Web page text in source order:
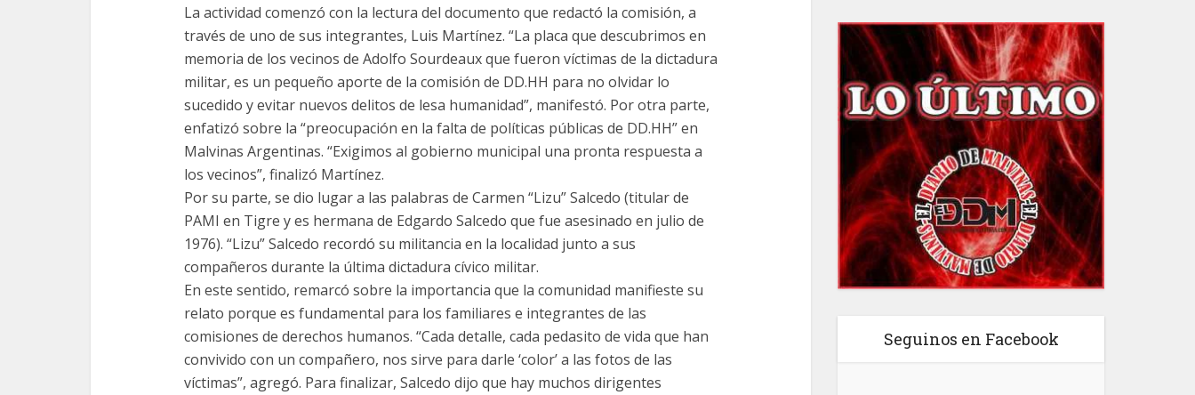
La actividad comenzó con la lectura del documento que redactó la comisión, a
través de uno de sus integrantes, Luis Martínez. “La placa que descubrimos en
memoria de los vecinos de Adolfo Sourdeaux que fueron víctimas de la dictadura
militar, es un pequeño aporte de la comisión de DD.HH para no olvidar lo
sucedido y evitar nuevos delitos de lesa humanidad”, manifestó. Por otra parte,
enfatizó sobre la “preocupación en la falta de políticas públicas de DD.HH” en
Malvinas Argentinas. “Exigimos al gobierno municipal una pronta respuesta a
los vecinos”, finalizó Martínez.
Por su parte, se dio lugar a las palabras de Carmen “Lizu” Salcedo (titular de
PAMI en Tigre y es hermana de Edgardo Salcedo que fue asesinado en julio de
1976). “Lizu” Salcedo recordó su militancia en la localidad junto a sus
compañeros durante la última dictadura cívico militar.
En este sentido, remarcó sobre la importancia que la comunidad manifieste su
relato porque es fundamental para los familiares e integrantes de las
comisiones de derechos humanos. “Cada detalle, cada pedasito de vida que han
convivido con un compañero, nos sirve para darle ‘color’ a las fotos de las
víctimas”, agregó. Para finalizar, Salcedo dijo que hay muchos dirigentes
Seguinos en Facebook